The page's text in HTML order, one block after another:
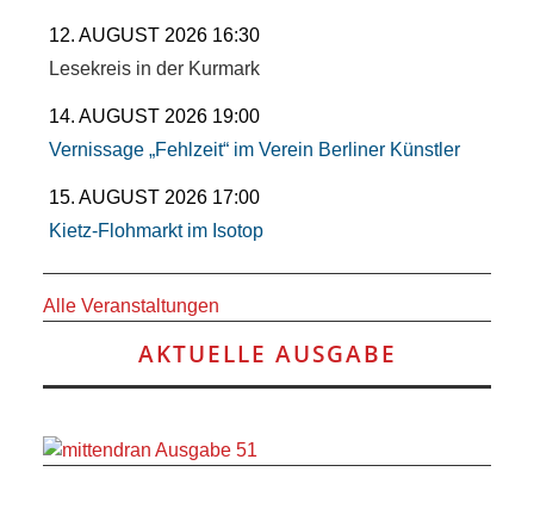
12. AUGUST 2026 16:30
Lesekreis in der Kurmark
14. AUGUST 2026 19:00
Vernissage „Fehlzeit“ im Verein Berliner Künstler
15. AUGUST 2026 17:00
Kietz-Flohmarkt im Isotop
Alle Veranstaltungen
AKTUELLE AUSGABE